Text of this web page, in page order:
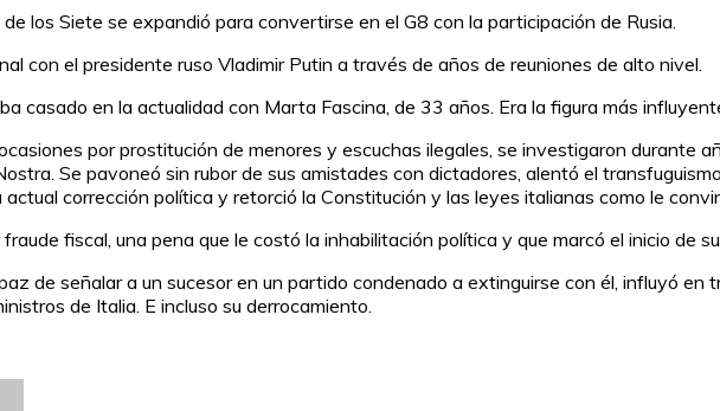
los Siete se expandió para convertirse en el G8 con la participación de Rusia.
con el presidente ruso Vladimir Putin a través de años de reuniones de alto nivel.
casado en la actualidad con Marta Fascina, de 33 años. Era la figura más
por prostitución de menores y escuchas ilegales, se investigaron durante
Se pavoneó sin rubor de sus amistades con dictadores, alentó el
corrección política y retorció la Constitución y las leyes italianas como le
fiscal, una pena que le costó la inhabilitación política y que marcó el inicio de
de señalar a un sucesor en un partido condenado a extinguirse con él, influyó
de Italia. E incluso su derrocamiento.